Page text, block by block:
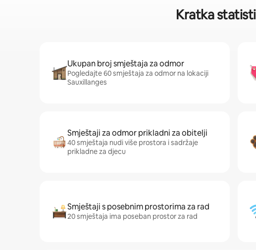
Kratka
Ukupan broj smještaja za odmor
Pogledajte 60 smještaja za odmor na lokaciji
Sauxillanges
Smještaji za odmor prikladni za obitelji
40 smještaja nudi više prostora i sadržaje
prikladne za djecu
Smještaji s posebnim prostorima za rad
20 smještaja ima poseban prostor za rad